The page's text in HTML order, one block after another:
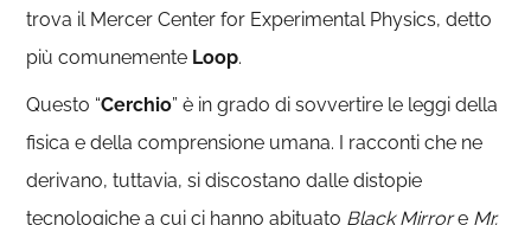
trova il Mercer Center for Experimental Physics, detto
più comunemente Loop.
Questo “Cerchio” è in grado di sovvertire le leggi della
fisica e della comprensione umana. I racconti che ne
derivano, tuttavia, si discostano dalle distopie
tecnologiche a cui ci hanno abituato Black Mirrore Mr.